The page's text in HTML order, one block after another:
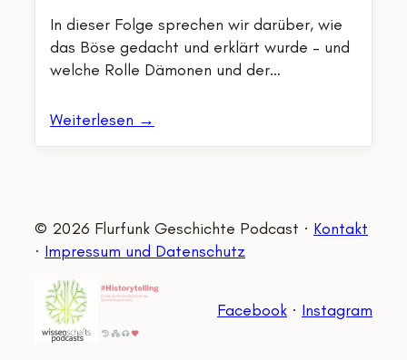
In dieser Folge sprechen wir darüber, wie
das Böse gedacht und erklärt wurde – und
welche Rolle Dämonen und der…
Weiterlesen →
© 2026 Flurfunk Geschichte Podcast · Kontakt
· Impressum und Datenschutz
Facebook · Instagram